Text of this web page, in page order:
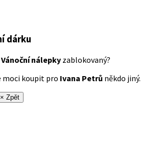
dárku
Vánoční nálepky zablokovaný?
moci koupit pro Ivana Petrů někdo jiný.
× Zpět